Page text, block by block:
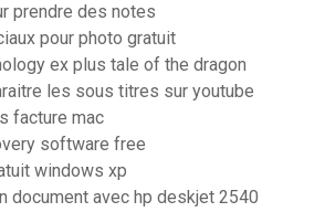
prendre des notes
pour photo gratuit
ex plus tale of the dragon
les sous titres sur youtube
facture mac
software free
windows xp
document avec hp deskjet 2540